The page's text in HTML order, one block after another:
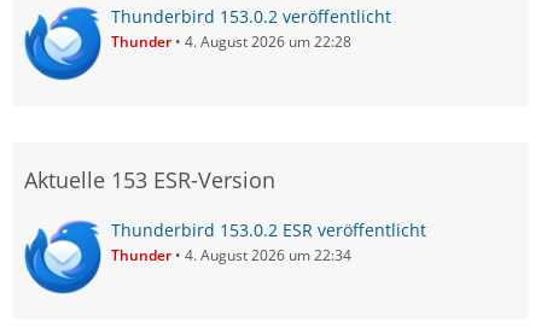
Thunderbird 153.0.2 veröffentlicht
Thunder 4. August 2026 um 22:28
Aktuelle 153 ESR-Version
Thunderbird 153.0.2 ESR veröffentlicht
Thunder 4. August 2026 um 22:34